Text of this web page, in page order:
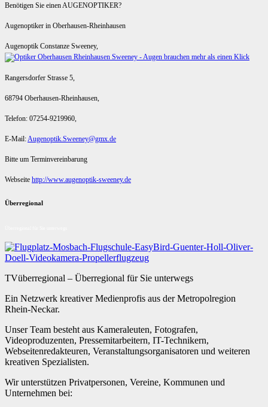
Benötigen Sie einen AUGENOPTIKER?
Augenoptiker in Oberhausen-Rheinhausen
Augenoptik Constanze Sweeney,
Rangersdorfer Strasse 5,
68794 Oberhausen-Rheinhausen,
Telefon: 07254-9219960,
E-Mail:Augenoptik.Sweeney@gmx.de
Bitte um Terminvereinbarung
Webseite http://www.augenoptik-sweeney.de
Überregional
TVüberregional – Überregional für Sie unterwegs
Ein Netzwerk kreativer Medienprofis aus der Metropolregion
Rhein-Neckar.
Unser Team besteht aus Kameraleuten, Fotografen,
Videoproduzenten, Pressemitarbeitern, IT-Technikern,
Webseitenredakteuren, Veranstaltungsorganisatoren und weiteren
kreativen Spezialisten.
Wir unterstützen Privatpersonen, Vereine, Kommunen und
Unternehmen bei: